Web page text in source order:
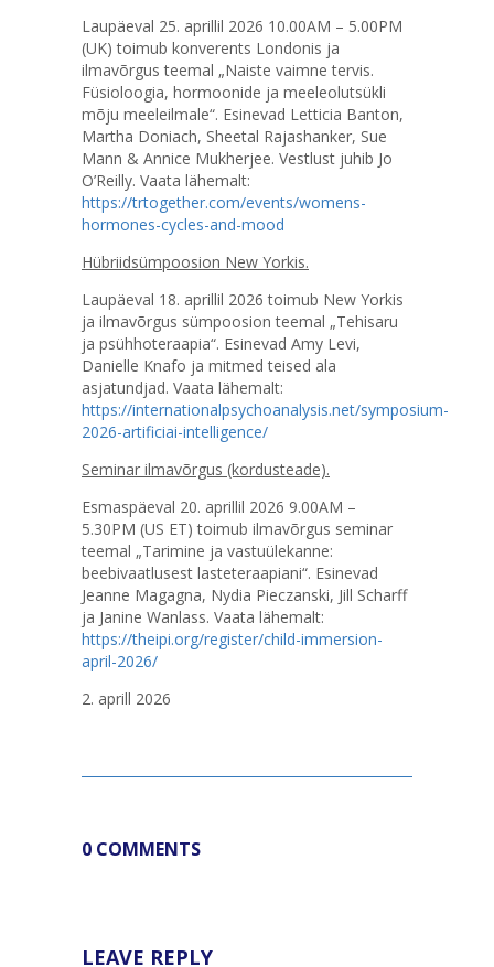
Laupäeval 25. aprillil 2026 10.00AM – 5.00PM
(UK) toimub konverents Londonis ja
ilmavõrgus teemal „Naiste vaimne tervis.
Füsioloogia, hormoonide ja meeleolutsükli
mõju meeleilmale“. Esinevad Letticia Banton,
Martha Doniach, Sheetal Rajashanker, Sue
Mann & Annice Mukherjee. Vestlust juhib Jo
O’Reilly. Vaata lähemalt:
https://trtogether.com/events/womens-
hormones-cycles-and-mood
Hübriidsümpoosion New Yorkis.
Laupäeval 18. aprillil 2026 toimub New Yorkis
ja ilmavõrgus sümpoosion teemal „Tehisaru
ja psühhoteraapia“. Esinevad Amy Levi,
Danielle Knafo ja mitmed teised ala
asjatundjad. Vaata lähemalt:
https://internationalpsychoanalysis.net/symposium-
2026-artificiai-intelligence/
Seminar ilmavõrgus (kordusteade).
Esmaspäeval 20. aprillil 2026 9.00AM –
5.30PM (US ET) toimub ilmavõrgus seminar
teemal „Tarimine ja vastuülekanne:
beebivaatlusest lasteteraapiani“. Esinevad
Jeanne Magagna, Nydia Pieczanski, Jill Scharff
ja Janine Wanlass. Vaata lähemalt:
https://theipi.org/register/child-immersion-
april-2026/
2. aprill 2026
0 COMMENTS
LEAVE REPLY